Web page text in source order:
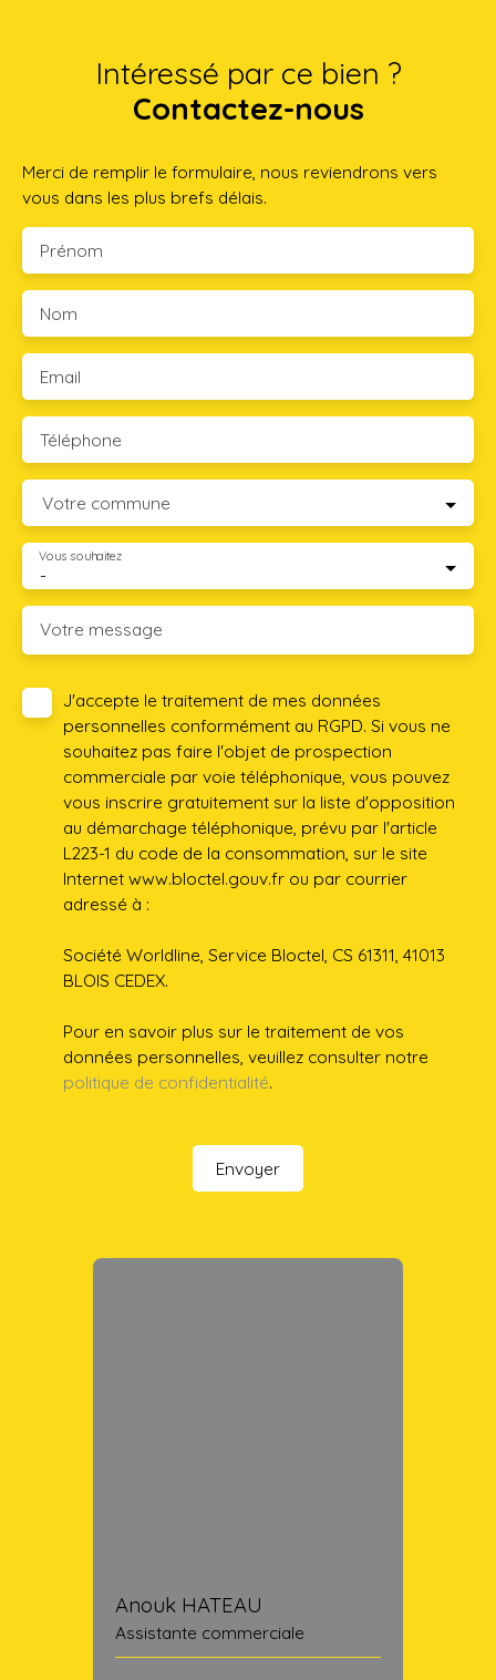
Intéressé par ce bien ?
Contactez-nous
Merci de remplir le formulaire, nous reviendrons vers
vous dans les plus brefs délais.
Prénom
Nom
Email
Téléphone
Votre commune
-
Vous souhaitez
Votre message
J'accepte le traitement de mes données
personnelles conformément au RGPD. Si vous ne
souhaitez pas faire l'objet de prospection
commerciale par voie téléphonique, vous pouvez
vous inscrire gratuitement sur la liste d'opposition
au démarchage téléphonique, prévu par l'article
L223-1 du code de la consommation, sur le site
Internet www.bloctel.gouv.fr ou par courrier
adressé à :
Société Worldline, Service Bloctel, CS 61311, 41013
BLOIS CEDEX.
Pour en savoir plus sur le traitement de vos
données personnelles, veuillez consulter notre
politique de confidentialité.
Envoyer
Anouk HATEAU
Assistante commerciale